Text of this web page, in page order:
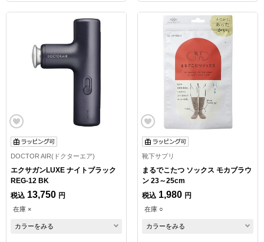
DOCTOR AIR(ドクターエア)
エクサガンLUXE ナイトブラック
REG-12 BK
税込 13,750 円
在庫 ×
カラーをみる
靴下サプリ
まるでこたつ ソックス モカブラウ
ン 23～25cm
税込 1,980 円
在庫 ○
カラーをみる